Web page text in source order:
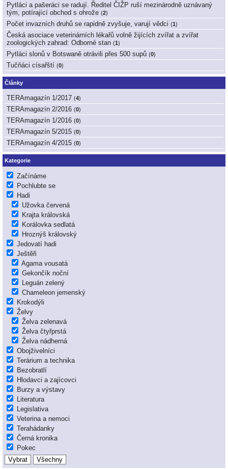
Pytláci a pašeráci se radují. Ředitel ČIŽP ruší mezinárodně uznávaný
tým, potírající obchod s ohrože (2)
Počet invazních druhů se rapidně zvyšuje, varují vědci (1)
Česká asociace veterinárních lékařů volně žijících zvířat a zvířat
zoologických zahrad: Odborné stan (1)
Pytláci slonů v Botswaně otrávili přes 500 supů (0)
Tučňáci císařští (0)
Články
TERAmagazín 1/2017 (4)
TERAmagazín 2/2016 (0)
TERAmagazín 1/2016 (0)
TERAmagazín 5/2015 (0)
TERAmagazín 4/2015 (0)
Kategorie
Začínáme
Pochlubte se
Hadi
Užovka červená
Krajta královská
Korálovka sedlatá
Hroznýš královský
Jedovatí hadi
Ještěři
Agama vousatá
Gekončík noční
Leguán zelený
Chameleon jemenský
Krokodýli
Želvy
Želva zelenavá
Želva čtyřprstá
Želva nádherná
Obojživelníci
Terárium a technika
Bezobratlí
Hlodavci a zajícovci
Burzy a výstavy
Literatura
Legislativa
Veterina a nemoci
Terahádanky
Černá kronika
Pokec